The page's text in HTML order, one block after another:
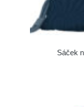
Sáček